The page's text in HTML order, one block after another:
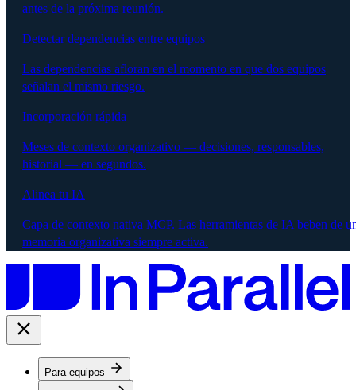
antes de la próxima reunión.
Detectar dependencias entre equipos
Las dependencias afloran en el momento en que dos equipos
señalan el mismo riesgo.
Incorporación rápida
Meses de contexto organizativo — decisiones, responsables,
historial — en segundos.
Alinea tu IA
Capa de contexto nativa MCP. Las herramientas de IA beben de
memoria organizativa siempre activa.
Para equipos